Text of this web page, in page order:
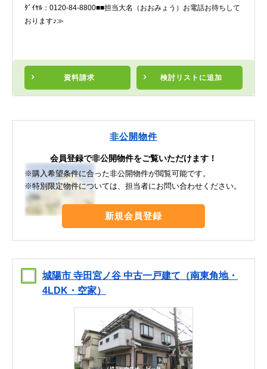
資料請求 検討リスト に追加
ﾀﾞｲﾔﾙ：0120-84-8800■■担当大名（おおみょう）お電話お待ちして
おります♪≫
非公開物件
会員登録で非公開物件をご覧いただけます！
※購入希望条件に合った非公開物件が閲覧可能です。
※特別限定物件については、担当者にお問い合わせください。
新規会員登録
城陽市 寺田宮ノ谷 中古一戸建て（南東角地・
4LDK・空家）